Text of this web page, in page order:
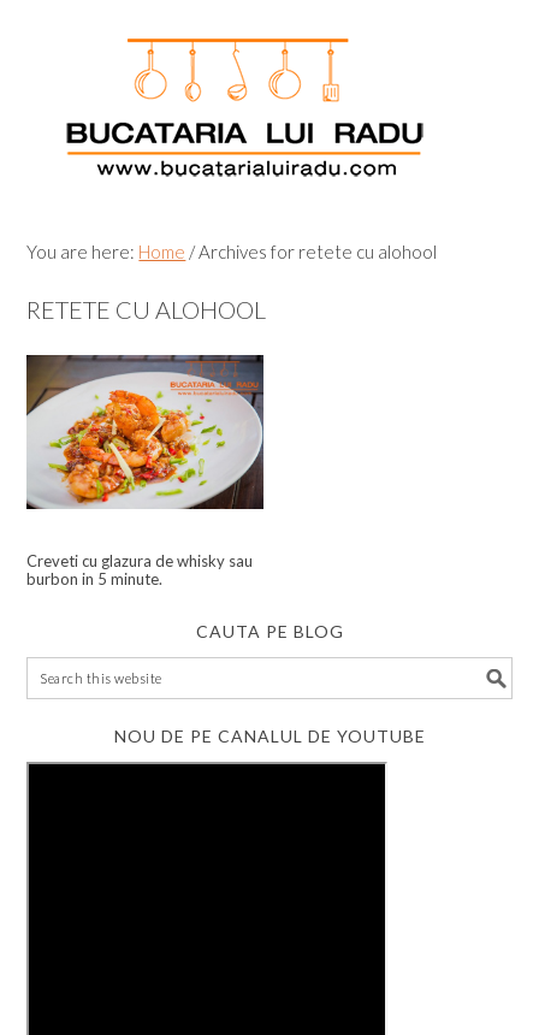
You are here: Home /Archives for retete cu alohool
RETETE CU ALOHOOL
Creveti cu glazura de whisky sau
burbon in 5 minute.
CAUTA PE BLOG
NOU DE PE CANALUL DE YOUTUBE